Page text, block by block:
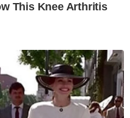
This Knee Arthritis